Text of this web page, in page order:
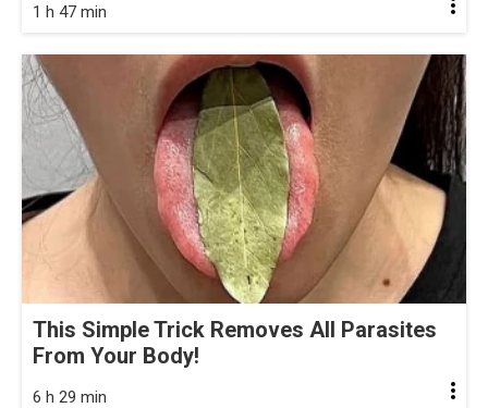
1 h 47 min
This Simple Trick Removes All Parasites
From Your Body!
6 h 29 min